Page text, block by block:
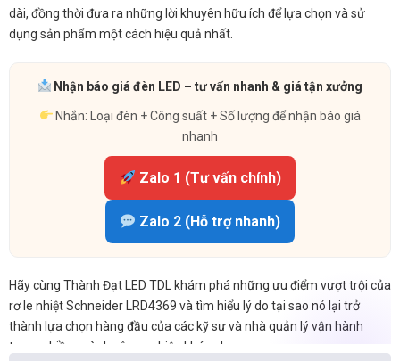
dài, đồng thời đưa ra những lời khuyên hữu ích để lựa chọn và sử
dụng sản phẩm một cách hiệu quả nhất.
Nhận báo giá đèn LED – tư vấn nhanh & giá tận xưởng
Nhắn: Loại đèn + Công suất + Số lượng để nhận báo giá
nhanh
Zalo 1 (Tư vấn chính)
Zalo 2 (Hỗ trợ nhanh)
Hãy cùng Thành Đạt LED TDL khám phá những ưu điểm vượt trội của
rơ le nhiệt Schneider LRD4369 và tìm hiểu lý do tại sao nó lại trở
thành lựa chọn hàng đầu của các kỹ sư và nhà quản lý vận hành
trong nhiều ngành công nghiệp khác nhau.